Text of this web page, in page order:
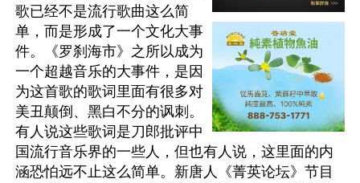
歌已经不是流行歌曲这么简
单，而是形成了一个文化大事
件。《罗刹海市》之所以成为
一个超越音乐的大事件，是因
为这首歌的歌词里面有很多对
美丑颠倒、黑白不分的讽刺。
有人说这些歌词是刀郎批评中
国流行音乐界的一些人，但也有人说，这里面的内
涵恐怕远不止这么简单。新唐人《菁英论坛》节目